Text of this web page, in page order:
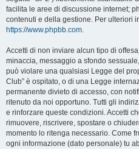
facilita le aree di discussione internet;
contenuti e della gestione. Per ulteriori
https://www.phpbb.com.
Accetti di non inviare alcun tipo di
minaccia, messaggio a sfondo
può violare una qualsiasi Legge del
Club” è ospitato, o di una Legge
permanente divieto di accesso, con
ritenuto da noi opportuno. Tutti gli
e rinforzare queste condizioni. Accetti
rimuovere, riscrivere, spostare o
momento lo ritenga necessario. Come
ogni informazione (dato personale) tu